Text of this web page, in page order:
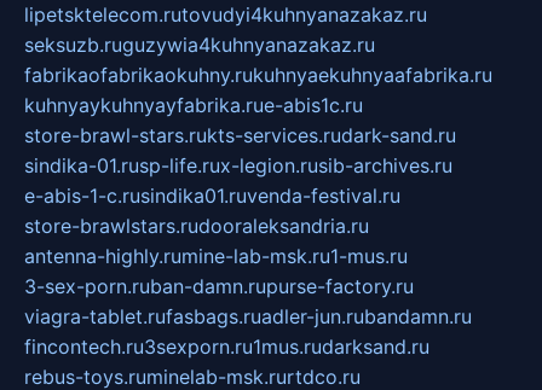
lipetsktelecom.rutovudyi4kuhnyanazakaz.ru
seksuzb.ruguzywia4kuhnyanazakaz.ru
fabrikaofabrikaokuhny.rukuhnyaekuhnyaafabrika.ru
kuhnyaykuhnyayfabrika.rue-abis1c.ru
store-brawl-stars.rukts-services.rudark-sand.ru
sindika-01.rusp-life.rux-legion.rusib-archives.ru
e-abis-1-c.rusindika01.ruvenda-festival.ru
store-brawlstars.rudooraleksandria.ru
antenna-highly.rumine-lab-msk.ru1-mus.ru
3-sex-porn.ruban-damn.rupurse-factory.ru
viagra-tablet.rufasbags.ruadler-jun.rubandamn.ru
fincontech.ru3sexporn.ru1mus.rudarksand.ru
rebus-toys.ruminelab-msk.rurtdco.ru